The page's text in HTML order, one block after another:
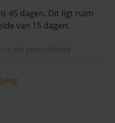
45 dagen. Dit ligt ruim
van 15 dagen.
de gemiddelde